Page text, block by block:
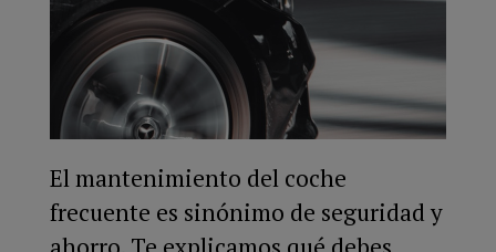
El mantenimiento del coche
frecuente es sinónimo de seguridad y